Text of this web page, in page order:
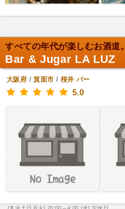
すべての年代が楽しむお酒道。
Bar & Jugar LA LUZ
大阪府 /箕面市 / 桜井 バー
5.0